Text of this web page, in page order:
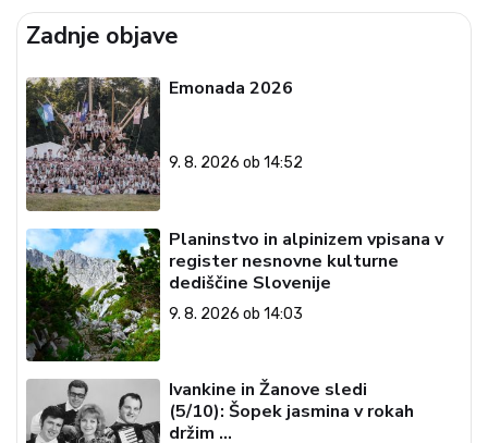
Zadnje objave
Emonada 2026
9. 8. 2026 ob 14:52
Planinstvo in alpinizem vpisana v
register nesnovne kulturne
dediščine Slovenije
9. 8. 2026 ob 14:03
Ivankine in Žanove sledi
(5/10): Šopek jasmina v rokah
držim …